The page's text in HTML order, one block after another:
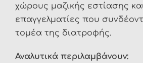
χώρους μαζικής εστίασης
επαγγελματίες που
τομέα της διατροφής.
Αναλυτικά περιλαμβάνουν: